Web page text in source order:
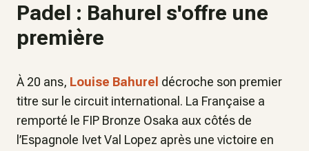
Padel : Bahurel s'offre une
première
À 20 ans, Louise Bahurel décroche son premier
titre sur le circuit international. La Française a
remporté le FIP Bronze Osaka aux côtés de
l’Espagnole Ivet Val Lopez après une victoire en